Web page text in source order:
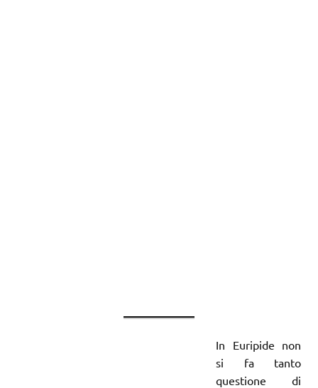
In Euripide non
si fa tanto
questione di